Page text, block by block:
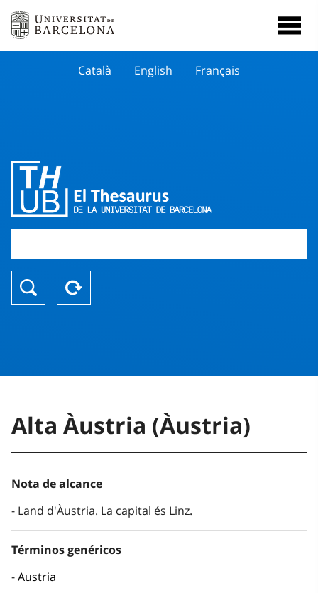
Català English Français
Alta Àustria (Àustria)
Nota de alcance
Land d'Àustria. La capital és Linz.
Términos genéricos
Austria